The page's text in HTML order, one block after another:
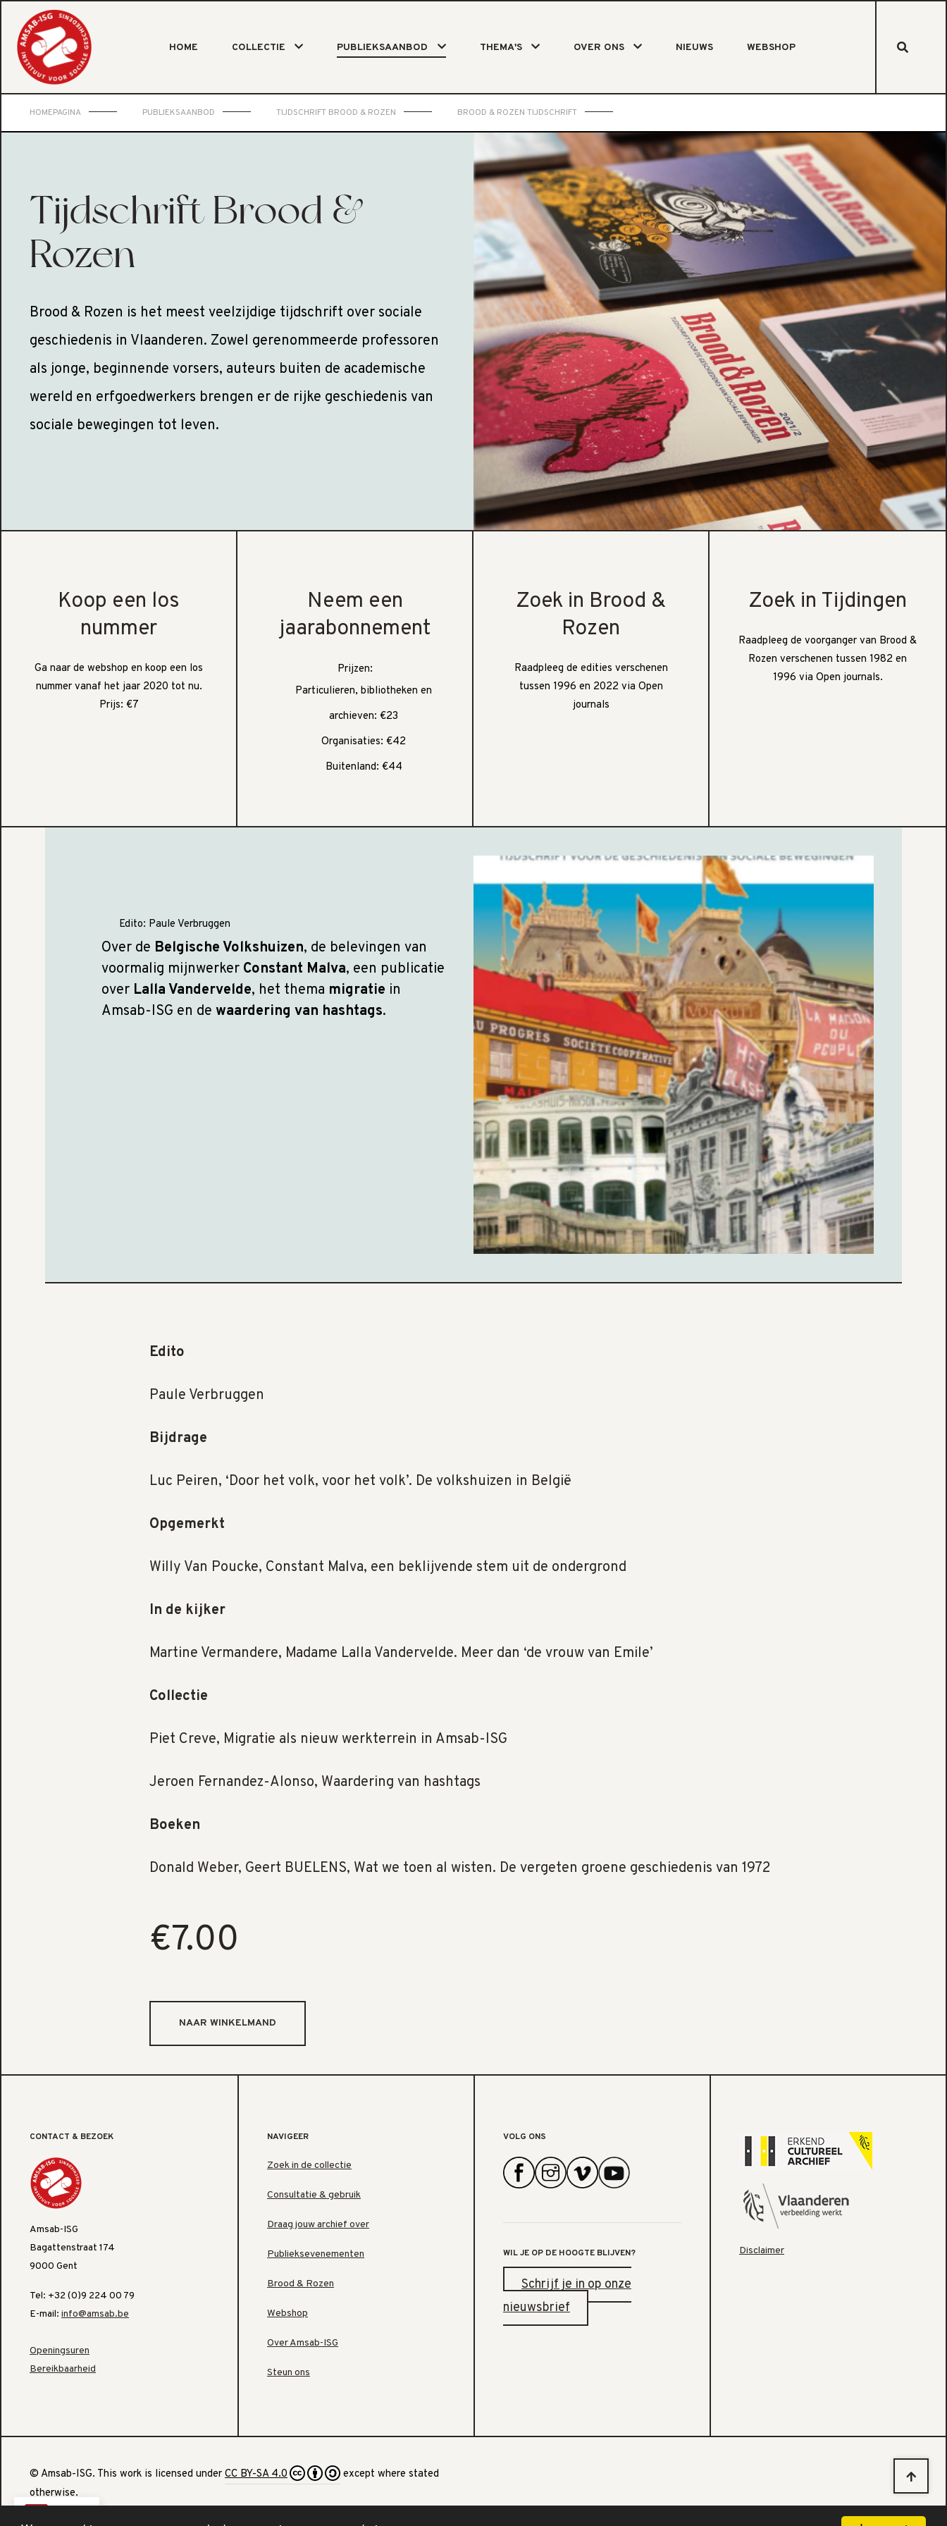
HOME COLLECTIE PUBLIEKSAANBOD THEMA'S OVER ONS NIEUWS WEBSHOP
HOMEPAGINA PUBLIEKSAANBOD TIJDSCHRIFT BROOD & ROZEN BROOD & ROZEN TIJDSCHRIFT
Tijdschrift Brood &
Rozen
Brood & Rozen is het meest veelzijdige tijdschrift over sociale
geschiedenis in Vlaanderen. Zowel gerenommeerde professoren
als jonge, beginnende vorsers, auteurs buiten de academische
wereld en erfgoedwerkers brengen er de rijke geschiedenis van
sociale bewegingen tot leven.
Koop een los
nummer
Ga naar de webshop en koop een los
nummer vanaf het jaar 2020 tot nu.
Prijs: €7
Neem een
jaarabonnement
Prijzen:
Particulieren, bibliotheken en
archieven: €23
Organisaties: €42
Buitenland: €44
Zoek in Brood &
Rozen
Raadpleeg de edities verschenen
tussen 1996 en 2022 via Open
journals
Zoek in Tijdingen
Raadpleeg de voorganger van Brood &
Rozen verschenen tussen 1982 en
1996 via Open journals.
Edito: Paule Verbruggen
Over de Belgische Volkshuizen, de belevingen van
voormalig mijnwerker Constant Malva, een publicatie
over Lalla Vandervelde, het thema migratie in
Amsab-ISG en de waardering van hashtags.
Edito
Paule Verbruggen
Bijdrage
Luc Peiren, ‘Door het volk, voor het volk’. De volkshuizen in België
Opgemerkt
Willy Van Poucke, Constant Malva, een beklijvende stem uit de ondergrond
In de kijker
Martine Vermandere, Madame Lalla Vandervelde. Meer dan ‘de vrouw van Emile’
Collectie
Piet Creve, Migratie als nieuw werkterrein in Amsab-ISG
Jeroen Fernandez-Alonso, Waardering van hashtags
Boeken
Donald Weber, Geert BUELENS, Wat we toen al wisten. De vergeten groene geschiedenis van 1972
€7.00
CONTACT & BEZOEK
Amsab-ISG
Bagattenstraat 174
9000 Gent
Tel: +32 (0)9 224 00 79
E-mail: info@amsab.be
Openingsuren
Bereikbaarheid
NAVIGEER
Zoek in de collectie
Consultatie & gebruik
Draag jouw archief over
Publieksevenementen
Brood & Rozen
Webshop
Over Amsab-ISG
Steun ons
VOLG ONS
WIL JE OP DE HOOGTE BLIJVEN?
Schrijf je in op onze
nieuwsbrief
Disclaimer
© Amsab-ISG. This work is licensed under CC BY-SA 4.0
except where stated
otherwise.